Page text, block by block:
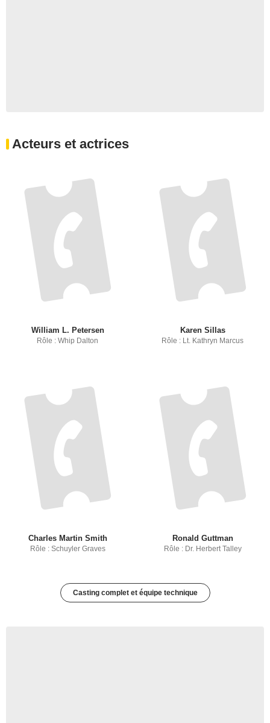
Acteurs et actrices
William L. Petersen
Rôle : Whip Dalton
Karen Sillas
Rôle : Lt. Kathryn Marcus
Charles Martin Smith
Rôle : Schuyler Graves
Ronald Guttman
Rôle : Dr. Herbert Talley
Casting complet et équipe technique